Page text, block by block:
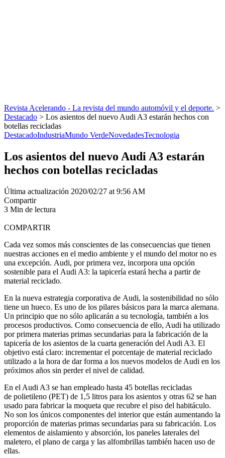
Revista Acelerando - La revista del mundo automóvil y el deporte. >
Destacado > Los asientos del nuevo Audi A3 estarán hechos con
botellas recicladas
DestacadoIndustriaMundo VerdeNovedadesTecnologia
Los asientos del nuevo Audi A3 estarán
hechos con botellas recicladas
Última actualización 2020/02/27 at 9:56 AM
Compartir
3 Min de lectura
COMPARTIR
Cada vez somos más conscientes de las consecuencias que tienen
nuestras acciones en el medio ambiente y el mundo del motor no es
una excepción. Audi, por primera vez, incorpora una opción
sostenible para el Audi A3: la tapicería estará hecha a partir de
material reciclado.
En la nueva estrategia corporativa de Audi, la sostenibilidad no sólo
tiene un hueco. Es uno de los pilares básicos para la marca alemana.
Un principio que no sólo aplicarán a su tecnología, también a los
procesos productivos. Como consecuencia de ello, Audi ha utilizado
por primera materias primas secundarias para la fabricación de la
tapicería de los asientos de la cuarta generación del Audi A3. El
objetivo está claro: incrementar el porcentaje de material reciclado
utilizado a la hora de dar forma a los nuevos modelos de Audi en los
próximos años sin perder el nivel de calidad.
En el Audi A3 se han empleado hasta 45 botellas recicladas
de polietileno (PET) de 1,5 litros para los asientos y otras 62 se han
usado para fabricar la moqueta que recubre el piso del habitáculo.
No son los únicos componentes del interior que están aumentando la
proporción de materias primas secundarias para su fabricación. Los
elementos de aislamiento y absorción, los paneles laterales del
maletero, el plano de carga y las alfombrillas también hacen uso de
ellas.